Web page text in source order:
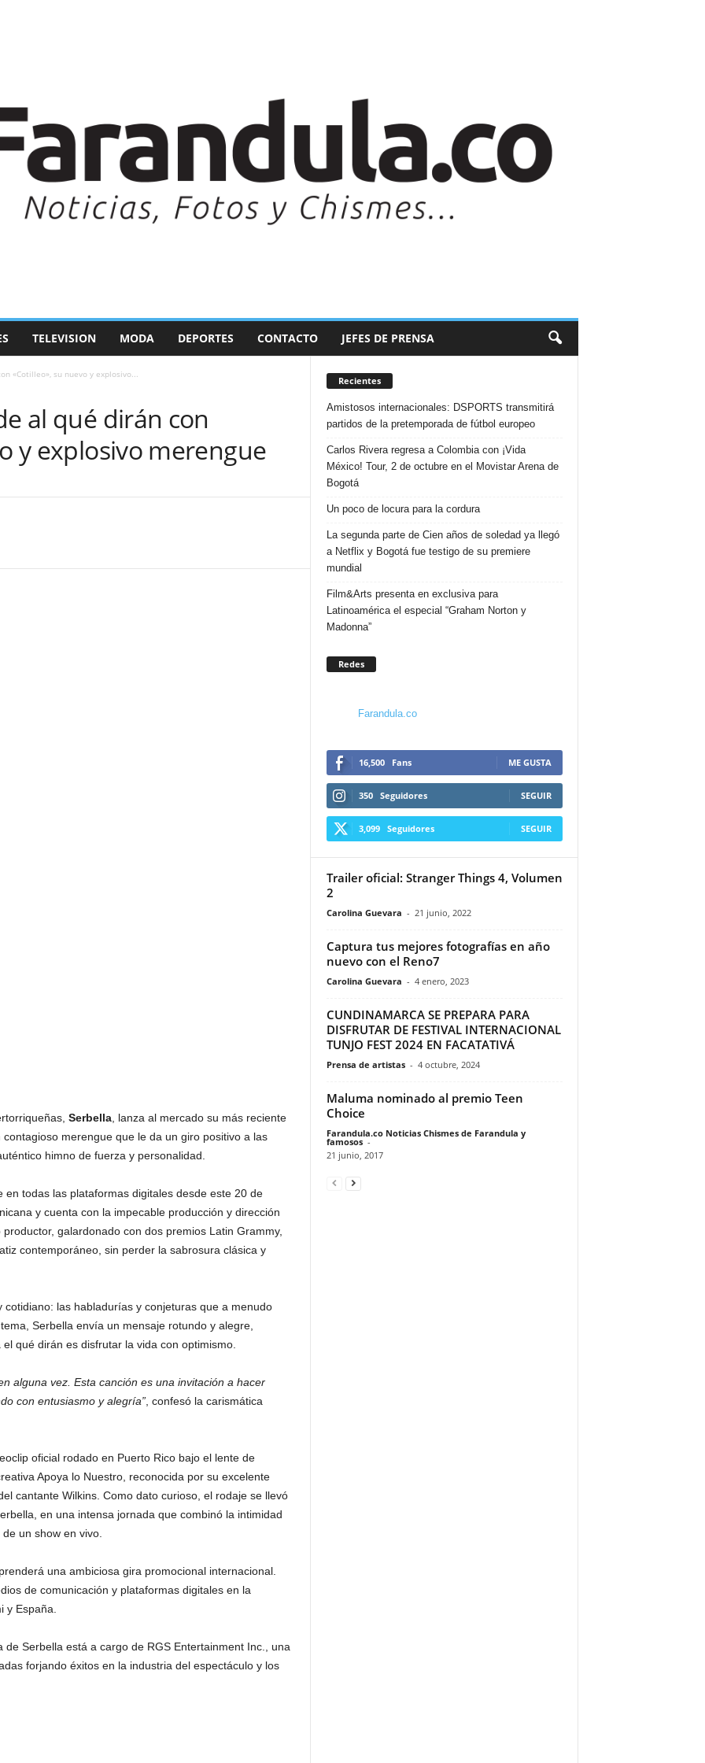
TELEVISION MODA DEPORTES CONTACTO JEFES DE PRENSA
«Cotilleo», su nuevo y explosivo...
al qué dirán con
y explosivo merengue
Serbella, lanza al mercado su más reciente
contagioso merengue que le da un giro positivo a las
himno de fuerza y personalidad.
todas las plataformas digitales desde este 20 de
y cuenta con la impecable producción y dirección
galardonado con dos premios Latin Grammy,
contemporáneo, sin perder la sabrosura clásica y
cotidiano: las habladurías y conjeturas que a menudo
Serbella envía un mensaje rotundo y alegre,
qué dirán es disfrutar la vida con optimismo.
alguna vez. Esta canción es una invitación a hacer
con entusiasmo y alegría”, confesó la carismática
oficial rodado en Puerto Rico bajo el lente de
Apoya lo Nuestro, reconocida por su excelente
cantante Wilkins. Como dato curioso, el rodaje se llevó
en una intensa jornada que combinó la intimidad
un show en vivo.
una ambiciosa gira promocional internacional.
de comunicación y plataformas digitales en la
y España.
Serbella está a cargo de RGS Entertainment Inc., una
forjando éxitos en la industria del espectáculo y los
Recientes
Amistosos internacionales: DSPORTS transmitirá
partidos de la pretemporada de fútbol europeo
Carlos Rivera regresa a Colombia con ¡Vida
México! Tour, 2 de octubre en el Movistar Arena de
Bogotá
Un poco de locura para la cordura
La segunda parte de Cien años de soledad ya llegó
a Netflix y Bogotá fue testigo de su premiere
mundial
Film&Arts presenta en exclusiva para
Latinoamérica el especial “Graham Norton y
Madonna”
Redes
Farandula.co
16,500 Fans ME GUSTA
350 Seguidores SEGUIR
3,099 Seguidores SEGUIR
Trailer oficial: Stranger Things 4, Volumen
2
Carolina Guevara - 21 junio, 2022
Captura tus mejores fotografías en año
nuevo con el Reno7
Carolina Guevara - 4 enero, 2023
CUNDINAMARCA SE PREPARA PARA
DISFRUTAR DE FESTIVAL INTERNACIONAL
TUNJO FEST 2024 EN FACATATIVÁ
Prensa de artistas - 4 octubre, 2024
Maluma nominado al premio Teen
Choice
Farandula.co Noticias Chismes de Farandula y
famosos -
21 junio, 2017